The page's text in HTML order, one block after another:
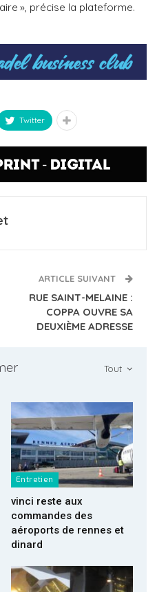
», précise la plateforme.
Twitter
ARTICLE SUIVANT
RUE SAINT-MELAINE :
COPPA OUVRE SA
DEUXIÈME ADRESSE
Tout
Entretien
vinci reste aux
commandes des
aéroports de rennes et
dinard